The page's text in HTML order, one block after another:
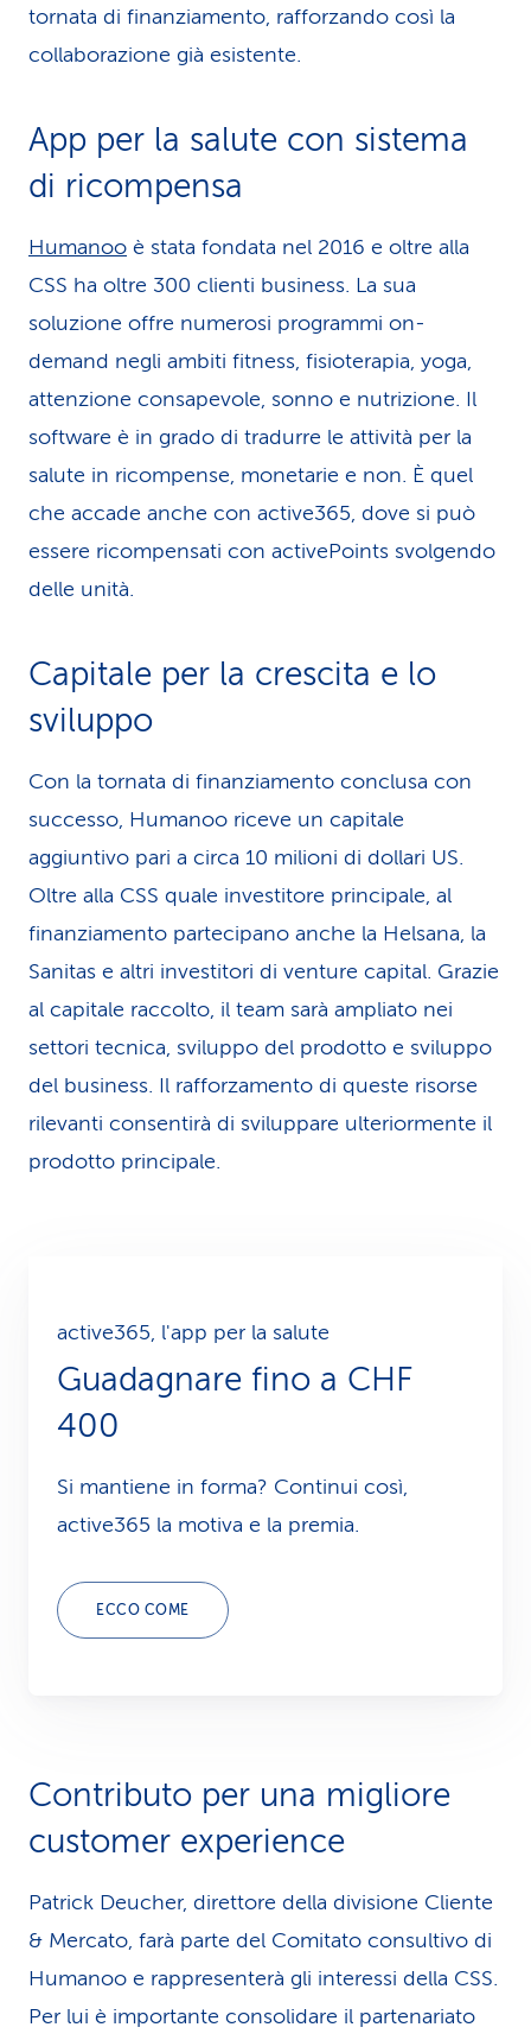
tornata di finanziamento, rafforzando così la
collaborazione già esistente.
App per la salute con sistema
di ricompensa
Humanoo è stata fondata nel 2016 e oltre alla
CSS ha oltre 300 clienti busi­ness. La sua
soluzione offre numerosi programmi on-
demand negli ambiti fitness, fisioterapia, yoga,
attenzione consapevole, sonno e nutrizione. Il
software è in grado di tradurre le attività per la
salute in ricompense, monetarie e non. È quel
che accade anche con active365, dove si può
essere ricom­pen­sati con activePoints svolgendo
delle unità.
Capitale per la crescita e lo
sviluppo
Con la tornata di finanziamento con­clusa con
successo, Humanoo riceve un capitale
aggiuntivo pari a circa 10 milioni di dollari US.
Oltre alla CSS quale investitore principale, al
finanziamento parte­cipano anche la Helsana, la
Sanitas e altri investitori di venture capital. Grazie
al capitale raccolto, il team sarà ampliato nei
settori tecnica, sviluppo del prodotto e sviluppo
del business. Il rafforzamento di queste risorse
rilevanti consentirà di sviluppare ulteriormente il
prodotto principale.
active365, l'app per la salute
Guadagnare fino a CHF
400
Si mantiene in forma? Continui così,
active365 la motiva e la premia.
ECCO COME
Contributo per una migliore
customer experience
Patrick Deucher, direttore della divisione Cliente
& Mercato, farà parte del Comitato consultivo di
Humanoo e rappresenterà gli interessi della CSS.
Per lui è importante consolidare il par­te­na­riato